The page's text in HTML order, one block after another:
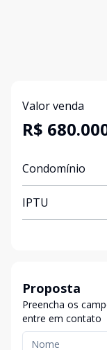
Valor venda
R$
Condomínio
IPTU
Proposta
Preencha os
entre em contato